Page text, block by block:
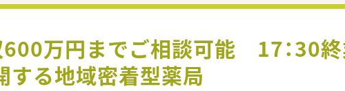
600万円までご相談可能 17：30
する地域密着型薬局